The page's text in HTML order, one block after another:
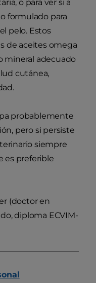
o para ver si a
formulado para
pelo. Estos
de aceites omega
mineral adecuado
cutánea,
probablemente
pero si persiste
siempre
es preferible
(doctor en
diploma ECVIM-